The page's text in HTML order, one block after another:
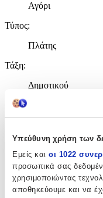
Υπεύθυνη χρήση των
Εμείς και οι 1022
προσωπικά σας
χρησιμοποιώντας
αποθηκεύουμε και να
Αγόρι
Τύπος:
Πλάτης
Τάξη:
Δημοτικού
Θέμα:
Χαρακτηριστικά
+